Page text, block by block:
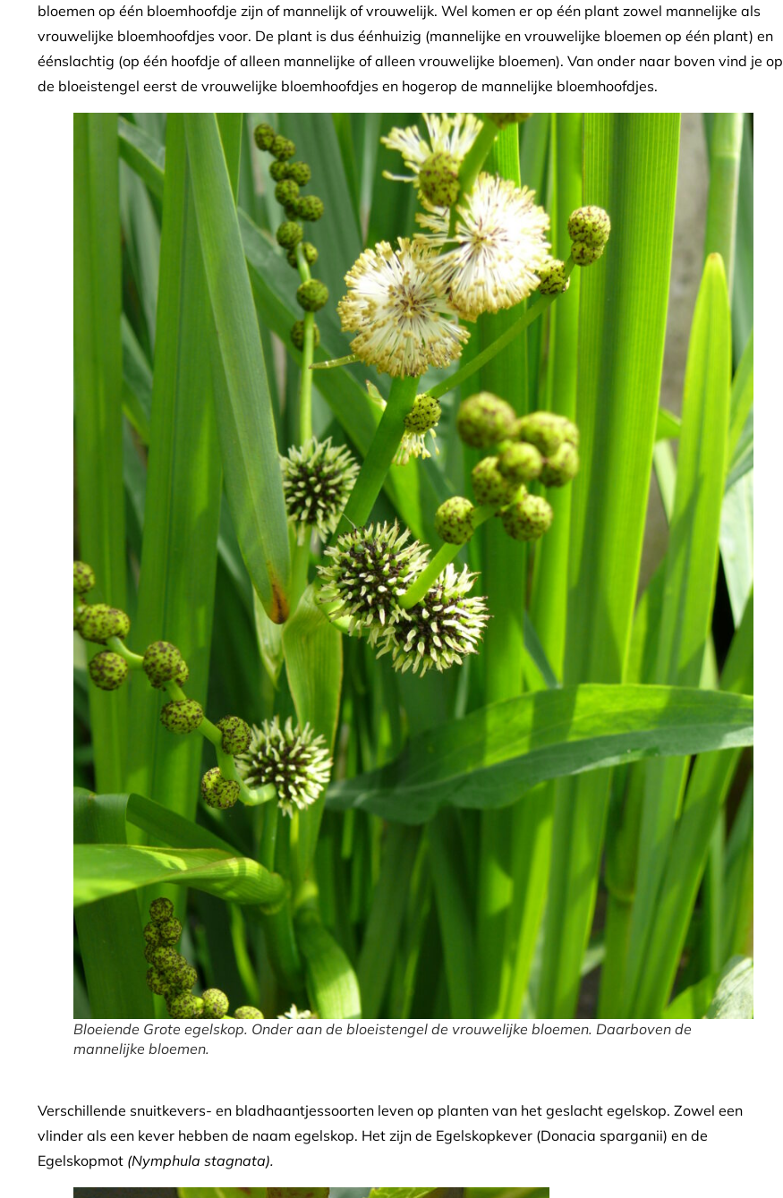
bloemen op één bloemhoofdje zijn of mannelijk of vrouwelijk. Wel komen er op één plant zowel mannelijke als
vrouwelijke bloemhoofdjes voor. De plant is dus éénhuizig (mannelijke en vrouwelijke bloemen op één plant) en
éénslachtig (op één hoofdje of alleen mannelijke of alleen vrouwelijke bloemen). Van onder naar boven vind je op
de bloeistengel eerst de vrouwelijke bloemhoofdjes en hogerop de mannelijke bloemhoofdjes.
Bloeiende Grote egelskop. Onder aan de bloeistengel de vrouwelijke bloemen. Daarboven de
mannelijke bloemen.
Verschillende snuitkevers- en bladhaantjessoorten leven op planten van het geslacht egelskop. Zowel een
vlinder als een kever hebben de naam egelskop. Het zijn de Egelskopkever (Donacia sparganii) en de
Egelskopmot (Nymphula stagnata).